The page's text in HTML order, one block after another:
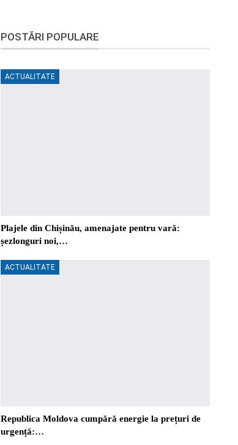
POSTĂRI POPULARE
ACTUALITATE
Plajele din Chișinău, amenajate pentru vară:
șezlonguri noi,…
ACTUALITATE
Republica Moldova cumpără energie la prețuri de
urgență:…